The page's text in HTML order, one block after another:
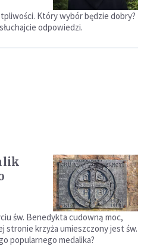
Który wybór będzie dobry?
odpowiedzi.
św. Benedykta cudowną moc,
stronie krzyża umieszczony jest św.
popularnego medalika?